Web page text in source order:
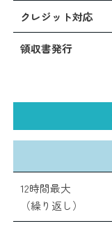
クレジット対応
領収書発行
12時間最大
（繰り返し）